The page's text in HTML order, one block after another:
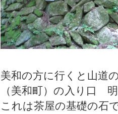
美和の方に行くと山
（美和町）の入り口
これは茶屋の基礎の